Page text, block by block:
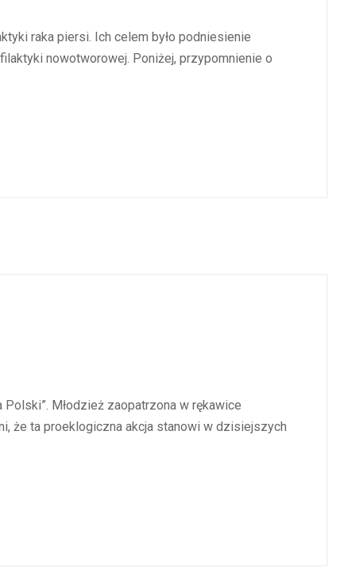
raka piersi. Ich celem było podniesienie
nowotworowej. Poniżej, przypomnienie o
Młodzież zaopatrzona w rękawice
że ta proeklogiczna akcja stanowi w dzisiejszych